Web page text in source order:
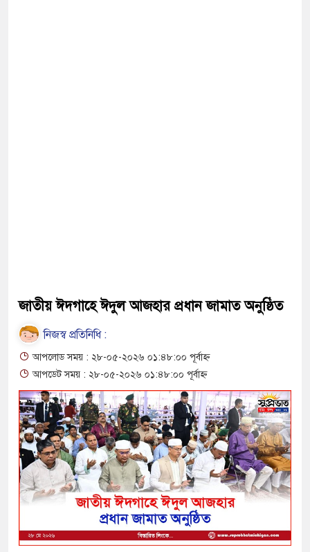
জাতীয় ঈদগাহে ঈদুল আজহার প্রধান জামাত অনুষ্ঠিত
নিজস্ব প্রতিনিধি :
আপলোড সময় : ২৮-০৫-২০২৬ ০১:৪৮:০০ পূর্বাহ্ন
আপডেট সময় : ২৮-০৫-২০২৬ ০১:৪৮:০০ পূর্বাহ্ন